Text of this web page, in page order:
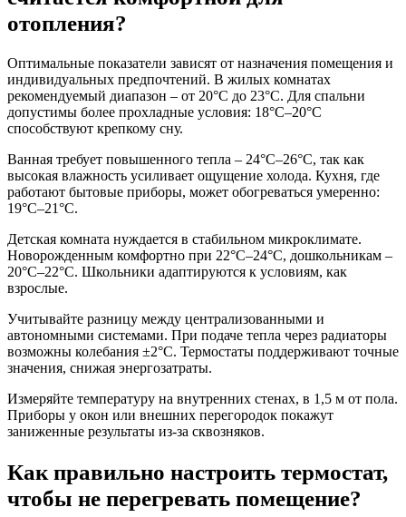
отопления?
Оптимальные показатели зависят от назначения помещения и
индивидуальных предпочтений. В жилых комнатах
рекомендуемый диапазон – от 20°C до 23°C. Для спальни
допустимы более прохладные условия: 18°C–20°C
способствуют крепкому сну.
Ванная требует повышенного тепла – 24°C–26°C, так как
высокая влажность усиливает ощущение холода. Кухня, где
работают бытовые приборы, может обогреваться умеренно:
19°C–21°C.
Детская комната нуждается в стабильном микроклимате.
Новорожденным комфортно при 22°C–24°C, дошкольникам –
20°C–22°C. Школьники адаптируются к условиям, как
взрослые.
Учитывайте разницу между централизованными и
автономными системами. При подаче тепла через радиаторы
возможны колебания ±2°C. Термостаты поддерживают точные
значения, снижая энергозатраты.
Измеряйте температуру на внутренних стенах, в 1,5 м от пола.
Приборы у окон или внешних перегородок покажут
заниженные результаты из-за сквозняков.
Как правильно настроить термостат,
чтобы не перегревать помещение?